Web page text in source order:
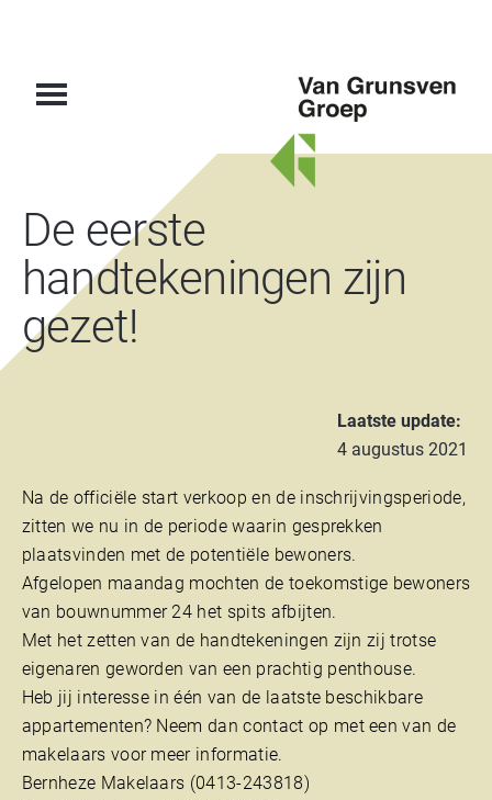
De eerste
handtekeningen zijn
gezet!
Laatste update:
4 augustus 2021
Na de officiële start verkoop en de inschrijvingsperiode,
zitten we nu in de periode waarin gesprekken
plaatsvinden met de potentiële bewoners.
Afgelopen maandag mochten de toekomstige bewoners
van bouwnummer 24 het spits afbijten.
Met het zetten van de handtekeningen zijn zij trotse
eigenaren geworden van een prachtig penthouse.
Heb jij interesse in één van de laatste beschikbare
appartementen? Neem dan contact op met een van de
makelaars voor meer informatie.
Bernheze Makelaars (0413-243818)